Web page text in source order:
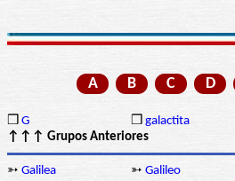
A B C D
❒ G ❒ galactita
↑↑↑ Grupos Anteriores
➳ Galilea ➳ Galileo